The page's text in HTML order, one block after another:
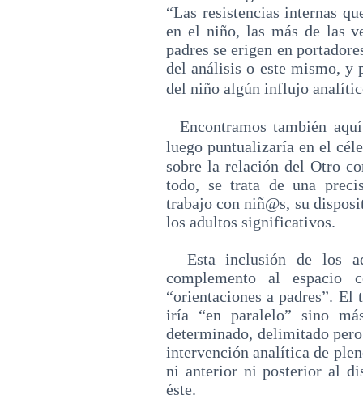
“Las resistencias internas
en el niño, las más de las
padres se erigen en
del análisis o este mismo, y
del niño algún influjo
Encontramos también
luego puntualizaría en el
sobre la relación del Otro
todo, se trata de una
trabajo con niñ@s, su
los adultos significativos.
Esta inclusión de los
complemento al
“orientaciones a padres”.
iría “en paralelo” sino
determinado, delimitado
intervención analítica de
ni anterior ni posterior al
éste.